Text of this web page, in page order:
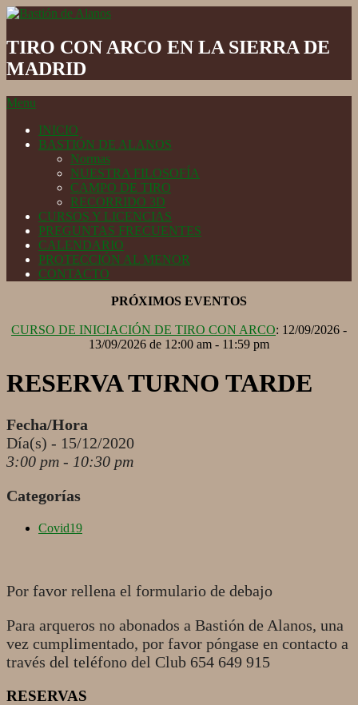
Skip
content
de
Alanos
TIRO CON ARCO EN LA SIERRA DE
MADRID
Secondary
Menu
Menu
INICIO
BASTIÓN DE ALANOS
Normas
NUESTRA FILOSOFÍA
CAMPO DE TIRO
RECORRIDO 3D
CURSOS Y LICENCIAS
PREGUNTAS FRECUENTES
CALENDARIO
PROTECCIÓN AL MENOR
CONTACTO
PRÓXIMOS EVENTOS
CURSO DE INICIACIÓN DE TIRO CON ARCO: 12/09/2026 -
13/09/2026 de 12:00 am - 11:59 pm
RESERVA TURNO TARDE
Fecha/Hora
Día(s) - 15/12/2020
3:00 pm - 10:30 pm
Categorías
Covid19
Por favor rellena el formulario de debajo
Para arqueros no abonados a Bastión de Alanos, una
vez cumplimentado, por favor póngase en contacto a
través del teléfono del Club 654 649 915
RESERVAS